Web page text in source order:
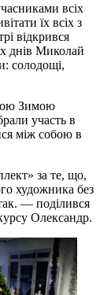
всіх
їх всіх з
відкрився
днів Миколай
солодощі,
Зимою
участь в
між собою в
за те, що,
художника без
— поділився
Олександр.